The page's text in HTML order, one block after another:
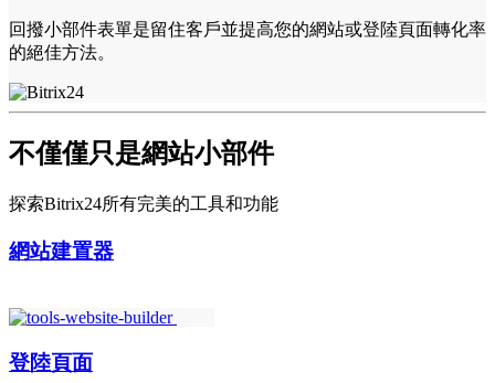
回撥小部件表單是留住客戶並提高您的網站或登陸頁面轉化率
的絕佳方法。
不僅僅只是網站小部件
探索Bitrix24所有完美的工具和功能
網站建置器
登陸頁面